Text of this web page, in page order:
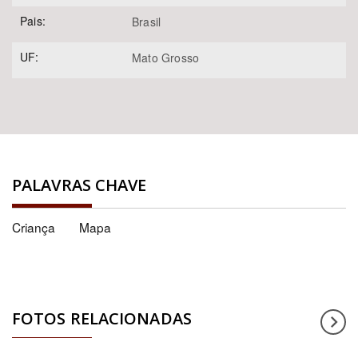
Pais: Brasil
UF: Mato Grosso
PALAVRAS CHAVE
Criança Mapa
FOTOS RELACIONADAS